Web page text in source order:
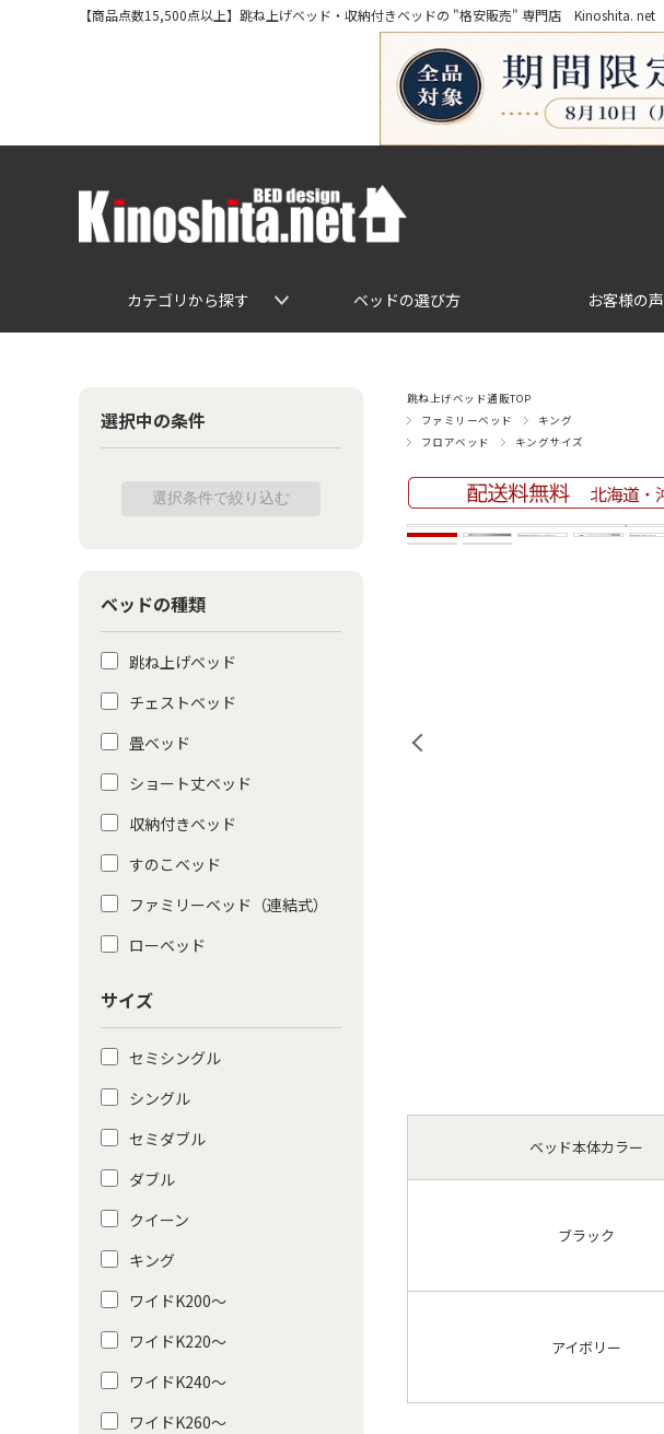
【商品点数15,500点以上】跳ね上げベッド・収納付きベッドの "格安販売" 専門店 Kinoshita. net
カテゴリから探す ベッドの選び方 お客様の声
跳ね上げベッド通販TOP
ファミリーベッド
キング
フロアベッド
キングサイズ
ベッド本体カラー
ブラック
アイボリー
選択中の条件
ベッドの種類
跳ね上げベッド
チェストベッド
畳ベッド
ショート丈ベッド
収納付きベッド
すのこベッド
ファミリーベッド（連結式）
ローベッド
サイズ
セミシングル
シングル
セミダブル
ダブル
クイーン
キング
ワイドK200〜
ワイドK220〜
ワイドK240〜
ワイドK260〜